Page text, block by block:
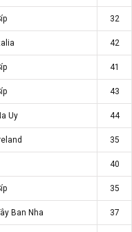
32
42
41
43
Uy 44
35
40
35
Ban Nha 37